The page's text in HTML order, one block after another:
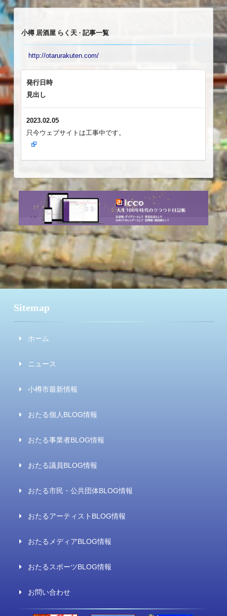
小樽 居酒屋 らく天 - 記事一覧
http://otarurakuten.com/
発行日時
見出し
2023.02.05
只今ウェブサイトは工事中です。
Sitemap
ホーム
ニュース
小樽市最新情報
おたる個人BLOG情報
おたる事業者BLOG情報
おたる議員BLOG情報
おたる市民・公共団体BLOG情報
おたるアーティストBLOG情報
おたるメディアBLOG情報
おたるスポーツBLOG情報
お問い合わせ